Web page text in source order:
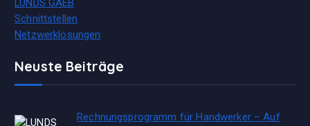
LUNDS GAEB
Schnittstellen
Netzwerklösungen
Neuste Beiträge
Rechnungsprogramm für Handwerker – Auf